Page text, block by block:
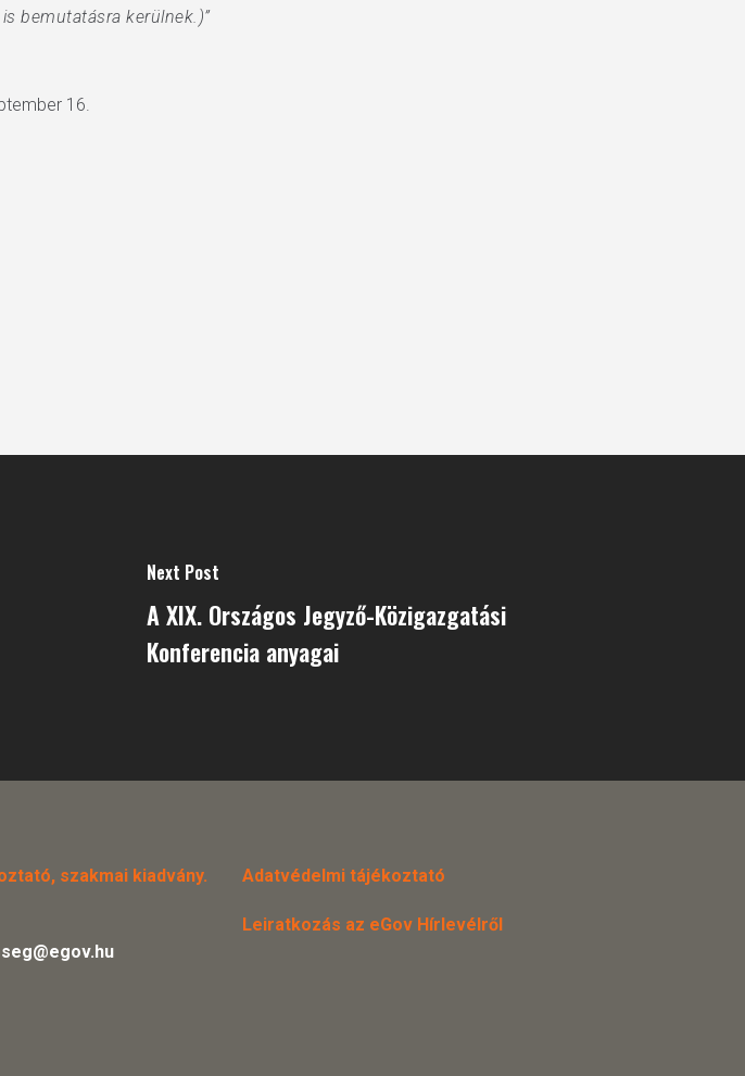
bemutatásra kerülnek.)”
16.
Next Post
A XIX. Országos Jegyző-Közigazgatási
Konferencia anyagai
szakmai kiadvány.
Adatvédelmi tájékoztató
Leiratkozás az eGov Hírlevélről